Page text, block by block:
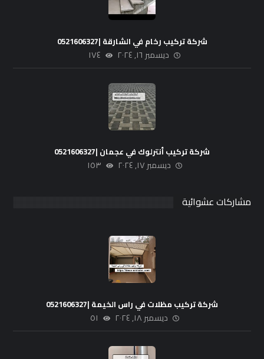
شركة تركيب رخام في الشارقة |0521606327
ديسمبر ١٦, ٢٠٢٤ ١٧٤
شركة تركيب أنترلوك في عجمان |0521606327
ديسمبر ١٧, ٢٠٢٤ ١٥٣
مشاركات عشوائية
شركة تركيب مظلات في راس الخيمة |0521606327
ديسمبر ١٨, ٢٠٢٤ ٥١